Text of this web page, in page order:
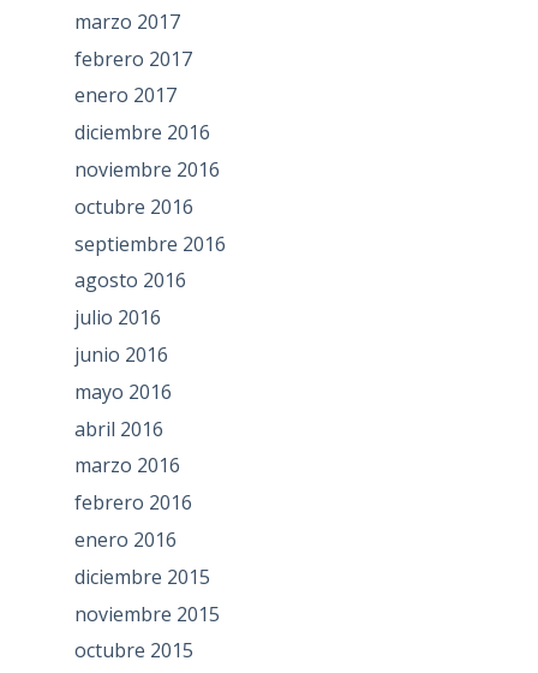
marzo 2017
febrero 2017
enero 2017
diciembre 2016
noviembre 2016
octubre 2016
septiembre 2016
agosto 2016
julio 2016
junio 2016
mayo 2016
abril 2016
marzo 2016
febrero 2016
enero 2016
diciembre 2015
noviembre 2015
octubre 2015